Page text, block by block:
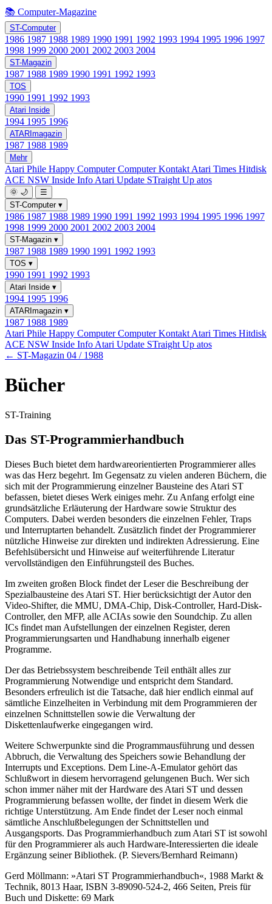
📚 Computer-Magazine
ST-Computer
1986 1987 1988 1989 1990 1991 1992 1993 1994 1995 1996 1997
1998 1999 2000 2001 2002 2003 2004
ST-Magazin
1987 1988 1989 1990 1991 1992 1993
TOS
1990 1991 1992 1993
Atari Inside
1994 1995 1996
ATARImagazin
1987 1988 1989
Mehr
Atari Phile Happy ComputerComputer Kontakt Atari Times Hitdisk
ACE NSW Inside Info Atari Update STraight Up atos
🌞 🌙
☰
ST-Computer ▾
1986 1987 1988 1989 1990 1991 1992 1993 1994 1995 1996 1997
1998 1999 2000 2001 2002 2003 2004
ST-Magazin ▾
1987 1988 1989 1990 1991 1992 1993
TOS ▾
1990 1991 1992 1993
Atari Inside ▾
1994 1995 1996
ATARImagazin ▾
1987 1988 1989
Atari Phile Happy ComputerComputer Kontakt Atari Times Hitdisk
ACE NSW Inside Info Atari Update STraight Up atos
← ST-Magazin 04 / 1988
Bücher
ST-Training
Das ST-Programmierhandbuch
Dieses Buch bietet dem hardwareorientierten Programmierer alles
was das Herz begehrt. Im Gegensatz zu vielen anderen Büchern, die
sich mit der Programmierung einzelner Bausteine des Atari ST
befassen, bietet dieses Werk einiges mehr. Zu Anfang erfolgt eine
grundsätzliche Erläuterung der Hardware sowie Struktur des
Computers. Dabei werden besonders die einzelnen Fehler, Traps
und Interruptarten behandelt. Zusätzlich findet der Programmierer
nützliche Hinweise zur direkten und indirekten Adressierung. Eine
Befehlsübersicht und Hinweise auf weiterführende Literatur
vervollständigen den Einführungsteil des Buches.
Im zweiten großen Block findet der Leser die Beschreibung der
Spezialbausteine des Atari ST. Hier berücksichtigt der Autor den
Video-Shifter, die MMU, DMA-Chip, Disk-Controller, Hard-Disk-
Controller, den MFP, alle ACIAs sowie den Soundchip. Zu allen
ICs findet man Aufstellungen der einzelnen Register, deren
Programmierungsarten und Handhabung innerhalb eigener
Programme.
Der das Betriebssystem beschreibende Teil enthält alles zur
Programmierung Notwendige und entspricht dem Standard.
Besonders erfreulich ist die Tatsache, daß hier endlich einmal auf
sämtliche Einzelheiten in Verbindung mit dem Programmieren der
einzelnen Schnittstellen sowie die Verwaltung der
Diskettenlaufwerke eingegangen wird.
Weitere Schwerpunkte sind die Programmausführung und dessen
Abbruch, die Verwaltung des Speichers sowie Behandlung der
Interrupts und Exceptions. Dem Line-A-Emulator gehört das
Schlußwort in diesem hervorragend gelungenen Buch. Wer sich
schon immer näher mit der Hardware des Atari ST und dessen
Programmierung befassen wollte, der findet in diesem Werk die
richtige Unterstützung. Am Ende findet der Leser noch einmal
sämtliche Anschlußbelegungen der Schnittstellen und
Ausgangsports. Das Programmierhandbuch zum Atari ST ist sowohl
für den Programmierer als auch Hardware-Interessierten die ideale
Ergänzung seiner Bibliothek. (P. Sievers/Bernhard Reimann)
Gerd Möllmann: »Atari ST Programmierhandbuch«, 1988 Markt &
Technik, 8013 Haar, ISBN 3-89090-524-2, 466 Seiten, Preis für
Buch und Diskette: 69 Mark